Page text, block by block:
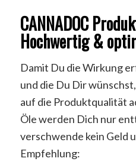
CANNADOC
Hochwertig &
Damit Du die Wirkung
und die Du Dir
auf die Produktqualität
Öle werden Dich nur
verschwende kein Geld
Empfehlung: